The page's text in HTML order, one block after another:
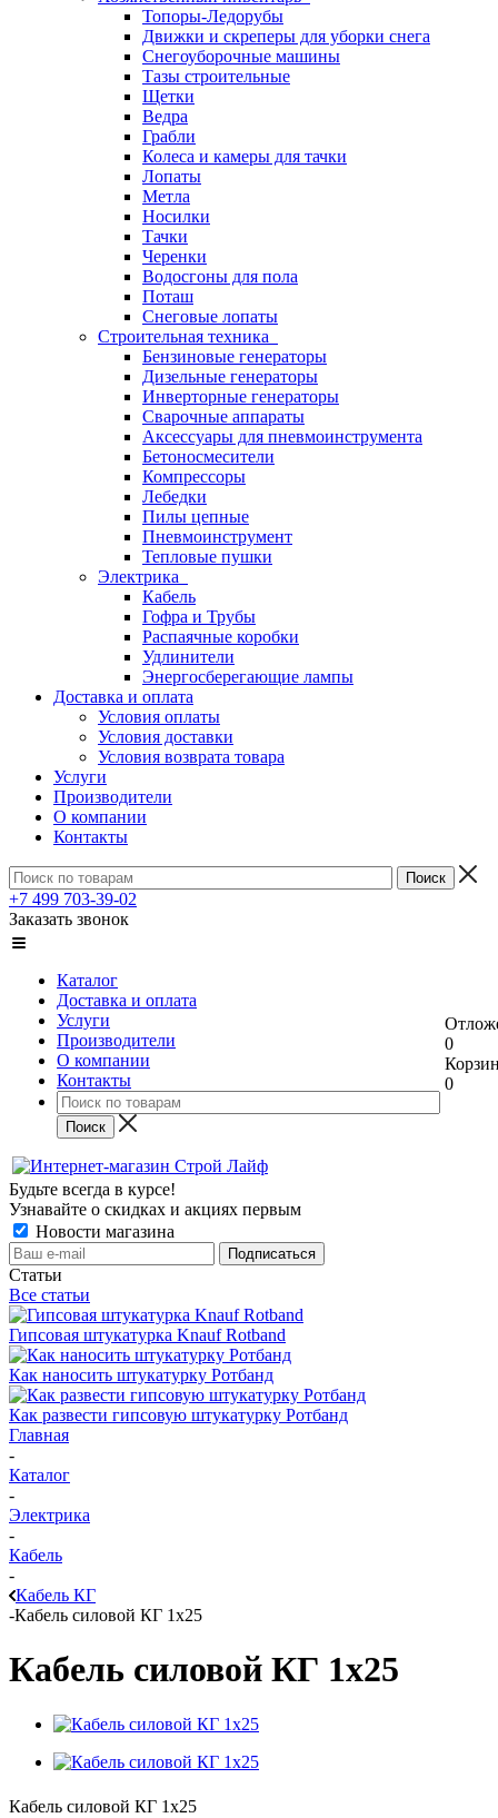
Топоры-Ледорубы
Движки и скреперы для уборки снега
Снегоуборочные машины
Тазы строительные
Щетки
Ведра
Грабли
Колеса и камеры для тачки
Лопаты
Метла
Носилки
Тачки
Черенки
Водосгоны для пола
Поташ
Снеговые лопаты
Строительная техника
Бензиновые генераторы
Дизельные генераторы
Инверторные генераторы
Сварочные аппараты
Аксессуары для пневмоинструмента
Бетоносмесители
Компрессоры
Лебедки
Пилы цепные
Пневмоинструмент
Тепловые пушки
Электрика
Кабель
Гофра и Трубы
Распаячные коробки
Удлинители
Энергосберегающие лампы
Доставка и оплата
Условия оплаты
Условия доставки
Условия возврата товара
Услуги
Производители
О компании
Контакты
+7 499 703-39-02
Заказать звонок
Каталог
Доставка и оплата
Услуги
Производители
О компании
Контакты
0
0
Будьте всегда в курсе!
Узнавайте о скидках и акциях первым
Новости магазина
Статьи
Все статьи
Гипсовая штукатурка Knauf Rotband
Как наносить штукатурку Ротбанд
Как развести гипсовую штукатурку Ротбанд
Главная
-
Каталог
-
Электрика
-
Кабель
-
Кабель КГ
-Кабель силовой КГ 1х25
Кабель силовой КГ 1х25
Кабель силовой КГ 1х25